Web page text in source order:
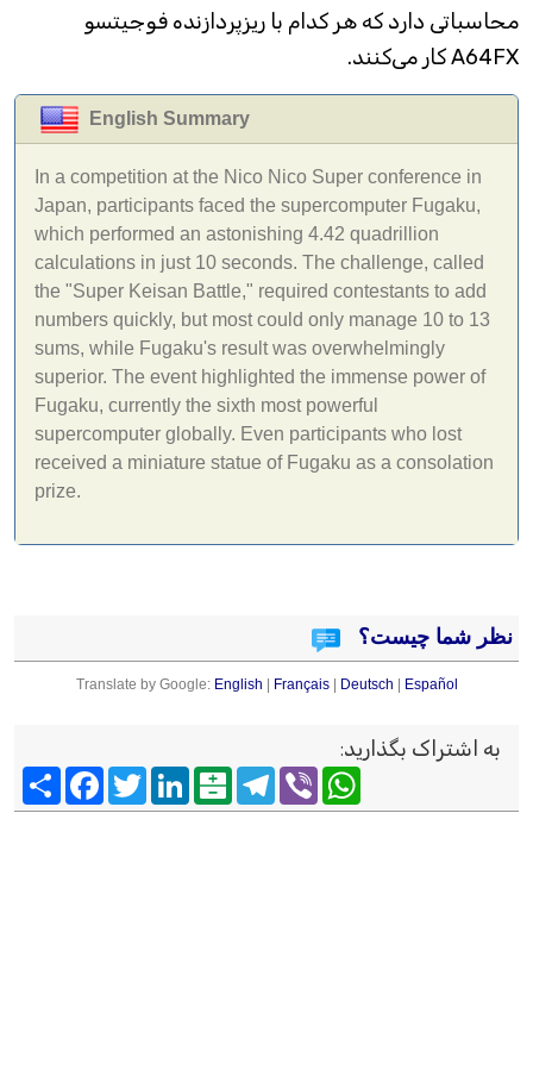
محاسباتی دارد که هر کدام با ریزپردازنده فوجیتسو
A64FX کار می‌کنند.
English Summary
In a competition at the Nico Nico Super conference in
Japan, participants faced the supercomputer Fugaku,
which performed an astonishing 4.42 quadrillion
calculations in just 10 seconds. The challenge, called
the "Super Keisan Battle," required contestants to add
numbers quickly, but most could only manage 10 to 13
sums, while Fugaku's result was overwhelmingly
superior. The event highlighted the immense power of
Fugaku, currently the sixth most powerful
supercomputer globally. Even participants who lost
received a miniature statue of Fugaku as a consolation
prize.
نظر شما چیست؟
Translate by Google: English Français| Deutsch Español
به اشتراک بگذارید:
FacebookTwitter
LinkedInBalatarin
TelegramViber
WhatsApp